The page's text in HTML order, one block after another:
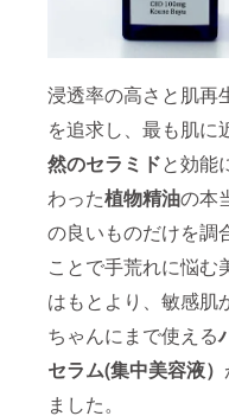
浸透率の高さと肌再
を追求し、最も肌に
然のセラミドと効能
わった植物精油の本
の良いものだけを調
ことで手荒れに悩む
はもとより、敏感肌
ちゃんにまで使える
セラム(集中美容液）
ました。